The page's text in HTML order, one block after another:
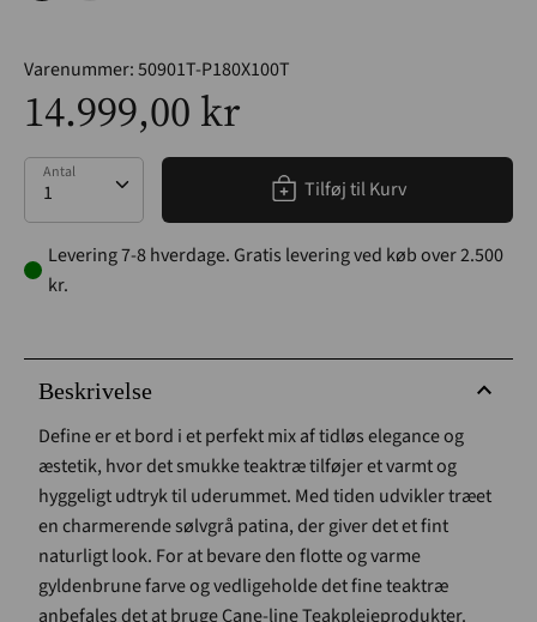
Varenummer:50901T-P180X100T
14.999,00 kr
Antal
Antal
Tilføj til Kurv
Levering 7-8 hverdage. Gratis levering ved køb over 2.500
kr.
Beskrivelse
Define er et bord i et perfekt mix af tidløs elegance og
æstetik, hvor det smukke teaktræ tilføjer et varmt og
hyggeligt udtryk til uderummet. Med tiden udvikler træet
en charmerende sølvgrå patina, der giver det et fint
naturligt look. For at bevare den flotte og varme
gyldenbrune farve og vedligeholde det fine teaktræ
anbefales det at bruge Cane-line Teakplejeprodukter.